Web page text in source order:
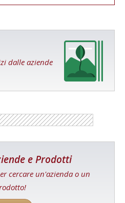
dalle aziende
e Prodotti
cercare un'azienda o un